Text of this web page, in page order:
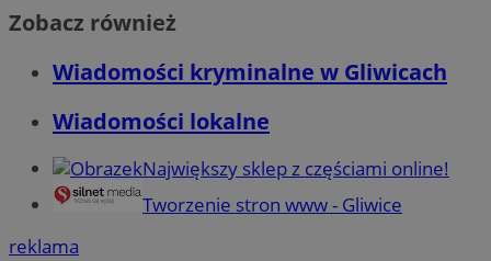
Zobacz również
Wiadomości kryminalne w Gliwicach
Wiadomości lokalne
Największy sklep z częściami online!
Tworzenie stron www - Gliwice
reklama